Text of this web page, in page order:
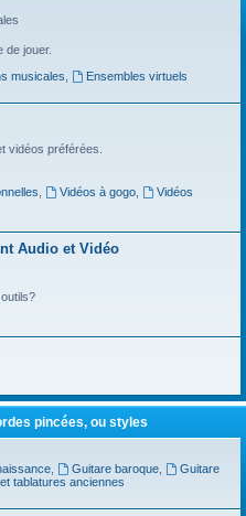
de jouer.
musicales
Ensembles virtuels
vidéos préférées.
Vidéos à gogo,
Vidéos
Audio et Vidéo
pincées, ou styles
, Guitare baroque,
Guitare
tablatures anciennes